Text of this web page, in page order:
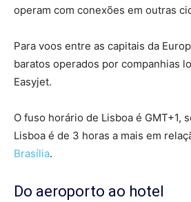
operam com conexões em outras
Para voos entre as capitais da
baratos operados por companhias
Easyjet.
O fuso horário de Lisboa é GMT+1,
Lisboa é de 3 horas a mais em
Brasília.
Do aeroporto ao hotel